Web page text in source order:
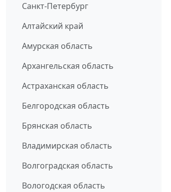
Санкт-Петербург
Алтайский край
Амурская область
Архангельская область
Астраханская область
Белгородская область
Брянская область
Владимирская область
Волгоградская область
Вологодская область